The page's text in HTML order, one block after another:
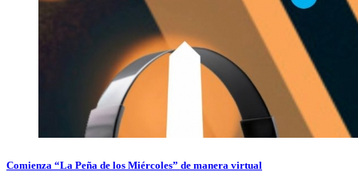
Comienza “La Peña de los Miércoles” de manera virtual